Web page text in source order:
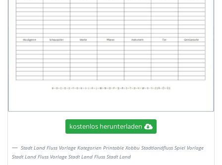
kostenlos herunterladen
Stadt Land Fluss Vorlage Kategorien Printable Xobbu Stadtlandfluss Spiel Vorlage
Stadt Land Fluss Vorlage Stadt Land Fluss Stadt Land